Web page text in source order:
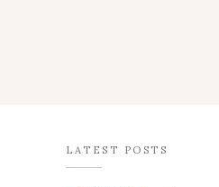
LATEST POSTS